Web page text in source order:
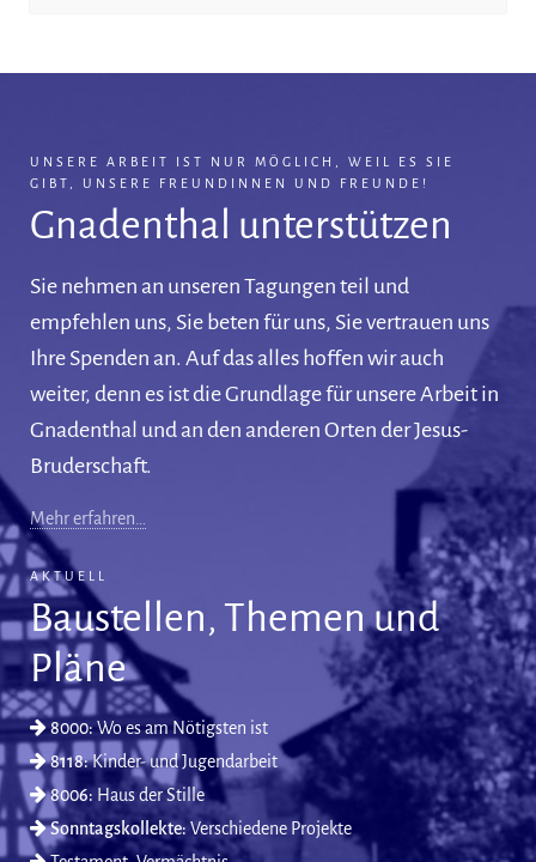
UNSERE ARBEIT IST NUR MÖGLICH, WEIL ES SIE
GIBT, UNSERE FREUNDINNEN UND FREUNDE!
Gnadenthal unterstützen
Sie nehmen an unseren Tagungen teil und
empfehlen uns, Sie beten für uns, Sie vertrauen uns
Ihre Spenden an. Auf das alles hoffen wir auch
weiter, denn es ist die Grundlage für unsere Arbeit in
Gnadenthal und an den anderen Orten der Jesus-
Bruderschaft.
Mehr erfahren…
AKTUELL
Baustellen, Themen und
Pläne
8000:Wo es am Nötigsten ist
8118:Kinder- und Jugendarbeit
8006: Haus der Stille
Sonntagskollekte: Verschiedene Projekte